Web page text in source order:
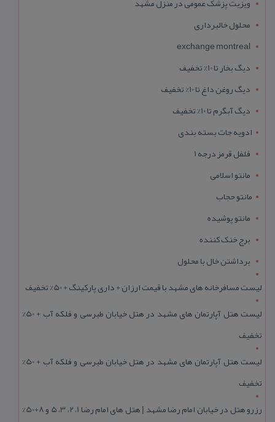
محلول خالبرداری
exchange montreal
دیگ بخار تا 10% تخفیف
دیگ روغن داغ تا 10% تخفیف
دیگ آبگرم تا 10% تخفیف
ادویه جات بسته بندی
فلفل قرمز درجه 1
مانتو اسلامی
مانتو حجاب
مانتو پوشیده
برج خنک کننده
برداشتن خال با محلول
لیست مسافرخانه های مشهد با قیمت ارزان + داری پارکینگ + 50% تخفیف
لیست هتل آپارتمان های مشهد در هتل خیابان طبرسی و فلکه آب + 50%
تخفیف
لیست هتل آپارتمان های مشهد در هتل خیابان طبرسی و فلکه آب + 50%
تخفیف
رزرو هتل در خیابان امام رضا مشهد | هتل‌ های امام رضا 1، 2، 3، 5 و 8+50%